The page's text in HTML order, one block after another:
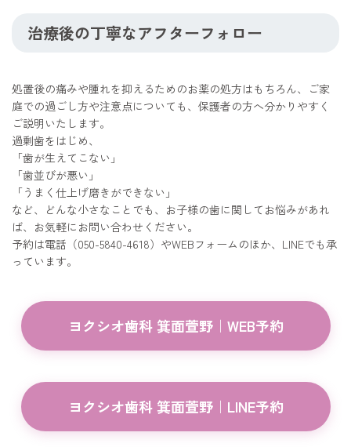
治療後の丁寧なアフターフォロー
処置後の痛みや腫れを抑えるためのお薬の処方はもちろん、ご家
庭での過ごし方や注意点についても、保護者の方へ分かりやすく
ご説明いたします。
過剰歯をはじめ、
「歯が生えてこない」
「歯並びが悪い」
「うまく仕上げ磨きができない」
など、どんな小さなことでも、お子様の歯に関してお悩みがあれ
ば、お気軽にお問い合わせください。
予約は電話（050-5840-4618）やWEBフォームのほか、LINEでも承
っています。
ヨクシオ歯科 箕面萱野｜WEB予約
ヨクシオ歯科 箕面萱野｜LINE予約